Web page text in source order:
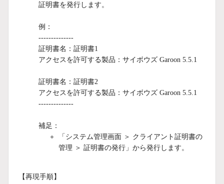
証明書を発行します。
例：
--------------
証明書名：証明書1
アクセスを許可する製品：サイボウズ Garoon 5.5.1
証明書名：証明書2
アクセスを許可する製品：サイボウズ Garoon 5.5.1
--------------
補足：
「システム管理画面 ＞ クライアント証明書の
管理 ＞ 証明書の発行」から発行します。
【再現手順】